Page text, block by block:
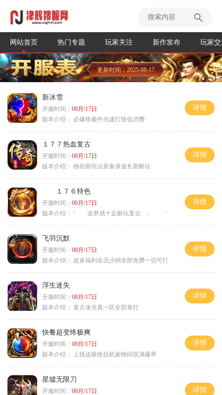
网站首页 热门专题 玩家关注 新作发布 玩家
更新时间：2025-08-17
新冰雪
开服时间： 08月/17日
版本介绍：
必爆终极件光速打怪低消费
详情
１７７热血复古
开服时间： 08月/17日
版本介绍： 独创新玩法装备保值长期耐玩
详情
１７６特色
开服时间： 08月/17日
版本介绍：
‘ 追梦感十足耐玩复古、、 ’
详情
飞羽沉默
开服时间： 08月/17日
版本介绍：
超多福利会员沙捐全部免费一切可打
详情
浮生迷失
开服时间： 08月/17日
版本介绍： 复古迷失真一区全部靠打
详情
快餐超变终极爽
开服时间： 08月/17日
版本介绍：
上线送吸怪挂机捡物回収满爆率
详情
星墟无限刀
开服时间： 08月/17日
详情